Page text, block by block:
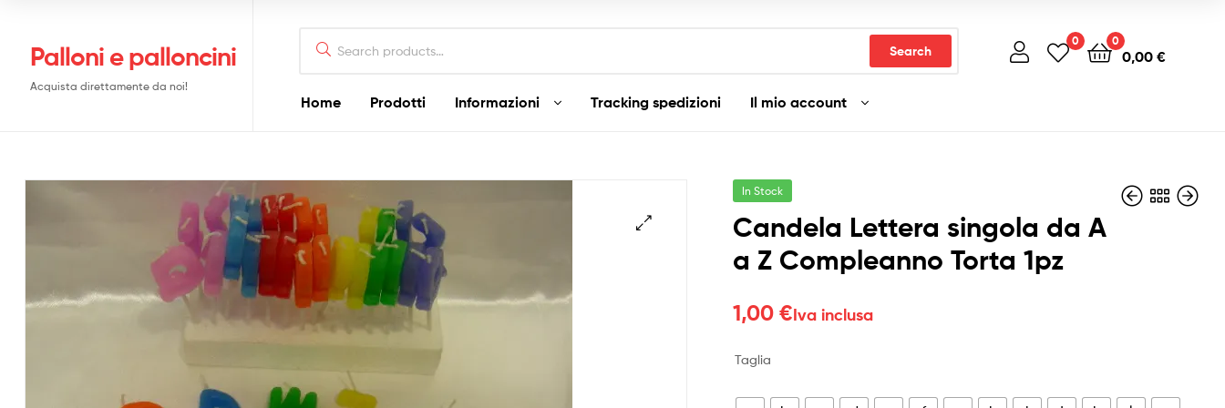
Palloni e palloncini
Acquista direttamente da noi!
for:
Search
0 0
0,00 €
Home Prodotti Informazioni Tracking spedizioni Il mio account
In Stock
Candela Lettera singola da A
a Z Compleanno Torta 1pz
1,00€Iva inclusa
Taglia